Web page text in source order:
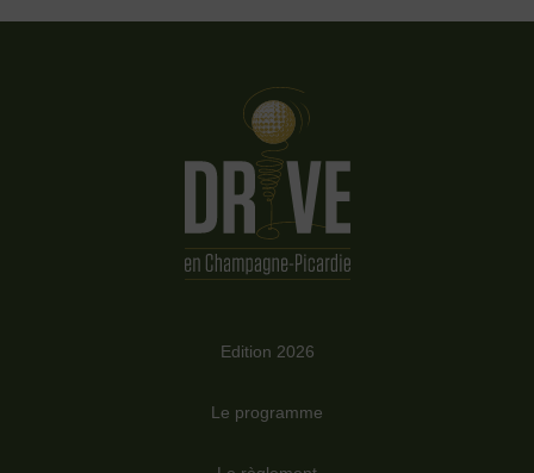
Edition 2026
Le programme